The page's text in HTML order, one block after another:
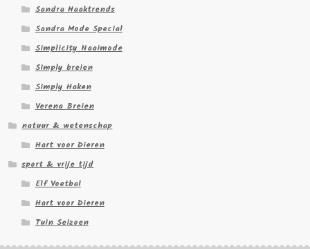
Sandra Haaktrends
Sandra Mode Special
Simplicity Naaimode
Simply breien
Simply Haken
Verena Breien
natuur & wetenschap
Hart voor Dieren
sport & vrije tijd
Elf Voetbal
Hart voor Dieren
Tuin Seizoen